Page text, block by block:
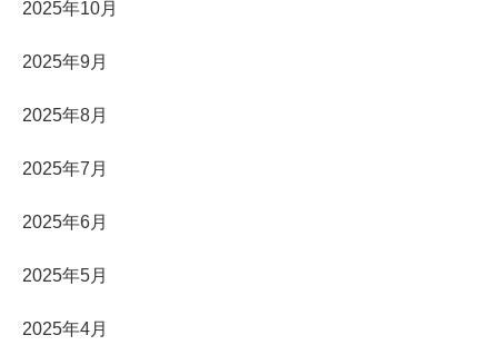
2025年10月
2025年9月
2025年8月
2025年7月
2025年6月
2025年5月
2025年4月